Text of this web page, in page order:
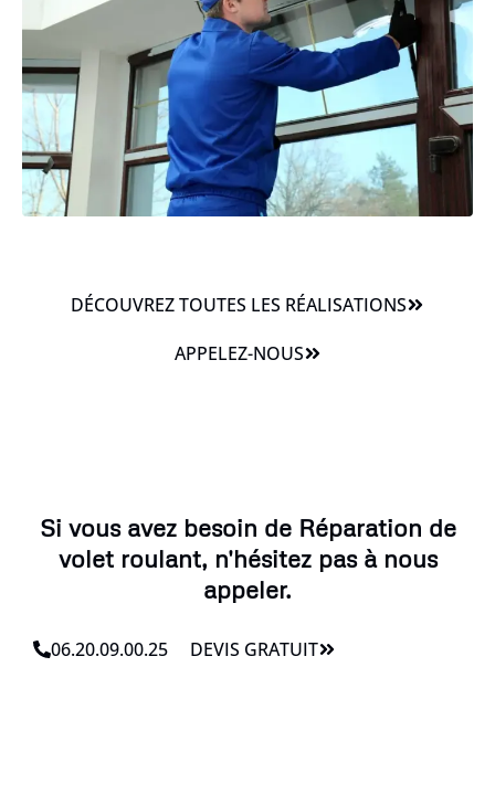
DÉCOUVREZ TOUTES LES RÉALISATIONS
APPELEZ-NOUS
Si vous avez besoin de Réparation de
volet roulant, n'hésitez pas à nous
appeler.
06.20.09.00.25 DEVIS GRATUIT